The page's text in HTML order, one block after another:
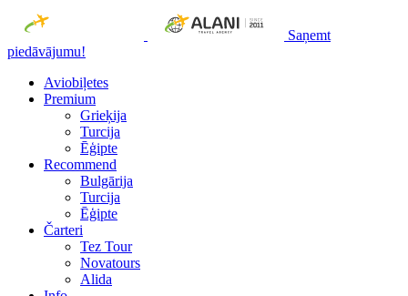
Saņemt
piedāvājumu!
Aviobiļetes
Premium
Grieķija
Turcija
Ēģipte
Recommend
Bulgārija
Turcija
Ēģipte
Čarteri
Tez Tour
Novatours
Alida